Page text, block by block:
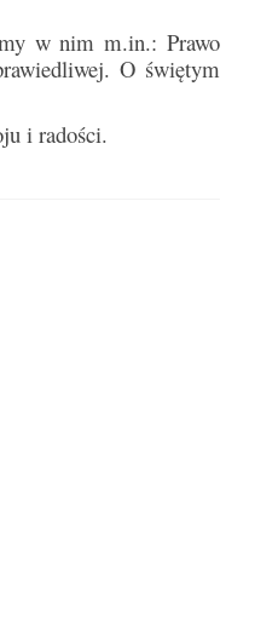
w nim m.in.: Prawo
O świętym
i radości.